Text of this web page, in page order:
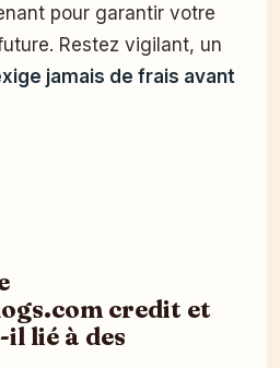
pour garantir votre
Restez vigilant, un
jamais de frais avant
credit et
lié à des